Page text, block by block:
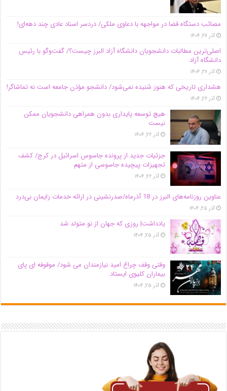
مصائب دستگاه قضا در مواجهه با دعاوی ملکی/ دردسر اسناد عادی چند‌ دهه‌ای!
آذر ۲۷, ۱۴۰۴
اصلی‌ترین مطالبات دانشجویان دانشگاه آزاد البرز چیست؟/ گفت‌وگو با رئیس
دانشگاه آز‌اد
آذر ۲۷, ۱۴۰۴
هشداری تاریخی که هنوز شنیده نمی‌شود/ دانشجو مؤذن جامعه است نه تماشاگر!
آذر ۲۶, ۱۴۰۴
هیچ توسعه پایداری بدون همراهی دانشجویان ممکن
نیست
آذر ۲۶, ۱۴۰۴
جزئیات جدید از پرونده جاسوس اسرائیل در کرج/‌ کشف
تجهیزات پیچیده جاسوسی از متهم
آذر ۲۶, ۱۴۰۴
عناوین روزنامه‌های البرز در ‌18 آذرماه/صدرنشینی در ارائه خدمات زایمان بی‌درد
آذر ۲۵, ۱۴۰۴
یادداشت| روزی که جهان از نو متولد شد
آذر ۲۵, ۱۴۰۴
وقتی وقف چراغ امید نیازمندان می شود/ موقوفه ای پای
بیماران کلیوی ایستاد
آذر ۲۵, ۱۴۰۴